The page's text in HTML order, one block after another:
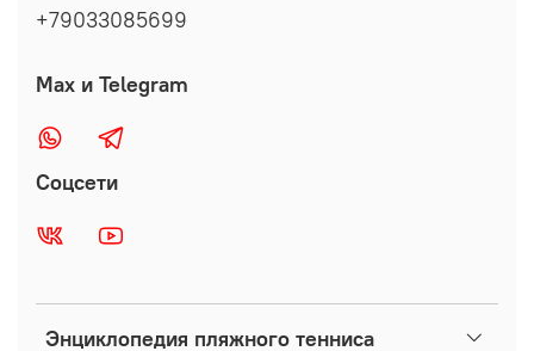
Энциклопедия пляжного тенниса
+79033085699
Max и Telegram
Соцсети